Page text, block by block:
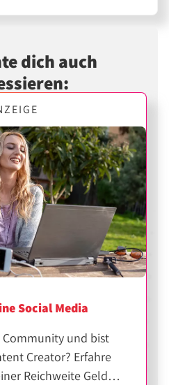
dich auch
Social Media
Community und bist
Creator? Erfahre
Reichweite Geld